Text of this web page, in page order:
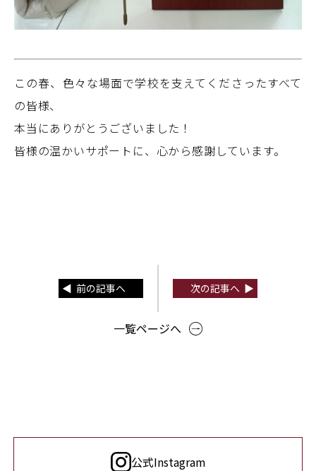
この春、色々な場面で学校を支えてくださったすべて
の皆様、
本当にありがとうございました！
皆様の温かいサポートに、心から感謝しています。
前の記事へ 次の記事へ
一覧ページへ
公式Instagram